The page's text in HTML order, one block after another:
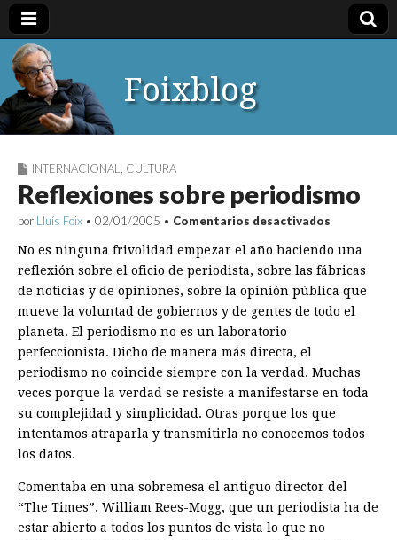
Foixblog
INTERNACIONAL CULTURA
Reflexiones sobre periodismo
por Lluís Foix • 02/01/2005 • Comentarios desactivados
sobre
periodismo
No es ninguna frivolidad empezar el año haciendo una
reflexión sobre el oficio de periodista, sobre las fábricas
de noticias y de opiniones, sobre la opinión pública que
mueve la voluntad de gobiernos y de gentes de todo el
planeta. El periodismo no es un laboratorio
perfeccionista. Dicho de manera más directa, el
periodismo no coincide siempre con la verdad. Muchas
veces porque la verdad se resiste a manifestarse en toda
su complejidad y simplicidad. Otras porque los que
intentamos atraparla y transmitirla no conocemos todos
los datos.
Comentaba en una sobremesa el antiguo director del
“The Times”, William Rees-Mogg, que un periodista ha de
estar abierto a todos los puntos de vista lo que no